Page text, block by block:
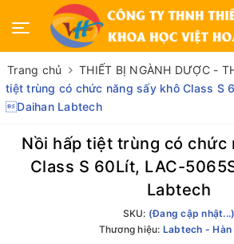
Trang chủ THIẾT BỊ NGÀNH DƯỢC -
tiệt trùng có chức năng sấy khô Class S
Daihan Labtech
Nồi hấp tiệt trùng có chức
Class S 60Lít, LAC-
Labtech
SKU: (Đang cập nhật...)
Thương hiệu: Labtech - Hàn